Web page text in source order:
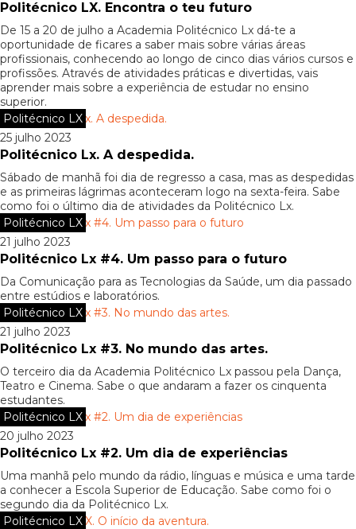
Politécnico LX. Encontra o teu futuro
De 15 a 20 de julho a Academia Politécnico Lx dá-te a
oportunidade de ficares a saber mais sobre várias áreas
profissionais, conhecendo ao longo de cinco dias vários cursos e
profissões. Através de atividades práticas e divertidas, vais
aprender mais sobre a experiência de estudar no ensino
superior.
Politécnico LX
25 julho 2023
Politécnico Lx. A despedida.
Sábado de manhã foi dia de regresso a casa, mas as despedidas
e as primeiras lágrimas aconteceram logo na sexta-feira. Sabe
como foi o último dia de atividades da Politécnico Lx.
Politécnico LX
21 julho 2023
Politécnico Lx #4. Um passo para o futuro
Da Comunicação para as Tecnologias da Saúde, um dia passado
entre estúdios e laboratórios.
Politécnico LX
21 julho 2023
Politécnico Lx #3. No mundo das artes.
O terceiro dia da Academia Politécnico Lx passou pela Dança,
Teatro e Cinema. Sabe o que andaram a fazer os cinquenta
estudantes.
Politécnico LX
20 julho 2023
Politécnico Lx #2. Um dia de experiências
Uma manhã pelo mundo da rádio, línguas e música e uma tarde
a conhecer a Escola Superior de Educação. Sabe como foi o
segundo dia da Politécnico Lx.
Politécnico LX